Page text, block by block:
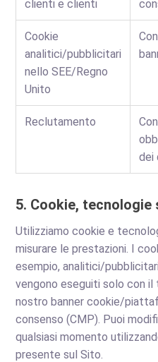
clienti e clienti
Cookie
analitici/pubblicitari
nello SEE/Regno
Unito
Reclutamento
dei
5. Cookie, tecnologie
Utilizziamo cookie e
misurare le prestazioni. I
esempio, analitici/
vengono eseguiti solo con
nostro banner cookie/
consenso (CMP). Puoi
qualsiasi momento
presente sul Sito.